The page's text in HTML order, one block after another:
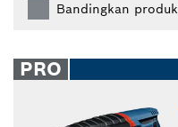
Bandingkan produk
PRO